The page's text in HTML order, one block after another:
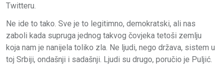
Twitteru.
Ne ide to tako. Sve je to legitimno, demokratski, ali nas
zaboli kada supruga jednog takvog čovjeka tetoši zemlju
koja nam je nanijela toliko zla. Ne ljudi, nego država, sistem u
toj Srbiji, ondašnji i sadašnji. Ljudi su drugo, poručio je Puljić.